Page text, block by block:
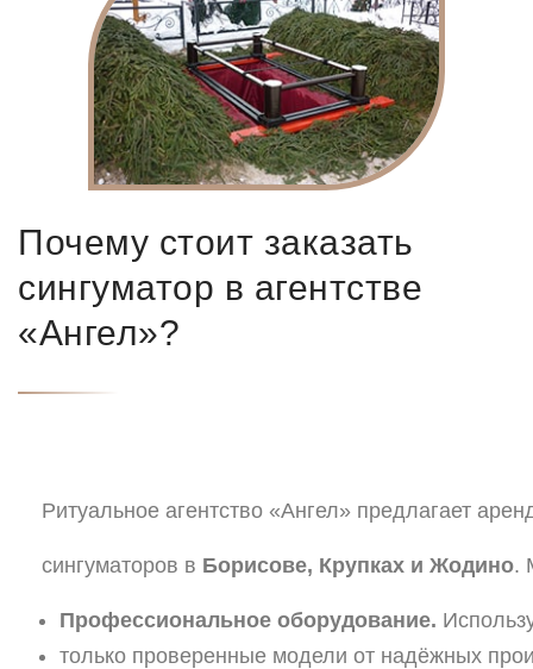
Почему стоит заказать
сингуматор в агентстве
«Ангел»?
Ритуальное агентство «Ангел» предлагает
сингуматоров в Борисове, Крупках и Жодино.
Профессиональное оборудование.
только проверенные модели от надёжных